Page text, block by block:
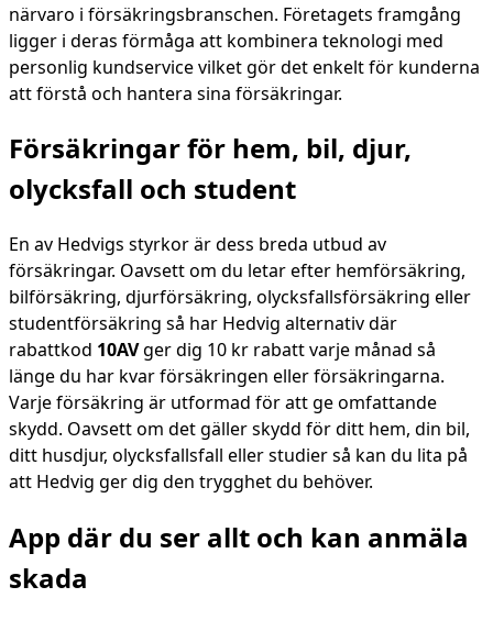
närvaro i försäkringsbranschen. Företagets framgång
ligger i deras förmåga att kombinera teknologi med
personlig kundservice vilket gör det enkelt för kunderna
att förstå och hantera sina försäkringar.
Försäkringar för hem, bil, djur,
olycksfall och student
En av Hedvigs styrkor är dess breda utbud av
försäkringar. Oavsett om du letar efter hemförsäkring,
bilförsäkring, djurförsäkring, olycksfallsförsäkring eller
studentförsäkring så har Hedvig alternativ där
rabattkod 10AVger dig 10 kr rabatt varje månad så
länge du har kvar försäkringen eller försäkringarna.
Varje försäkring är utformad för att ge omfattande
skydd. Oavsett om det gäller skydd för ditt hem, din bil,
ditt husdjur, olycksfallsfall eller studier så kan du lita på
att Hedvig ger dig den trygghet du behöver.
App där du ser allt och kan anmäla
skada